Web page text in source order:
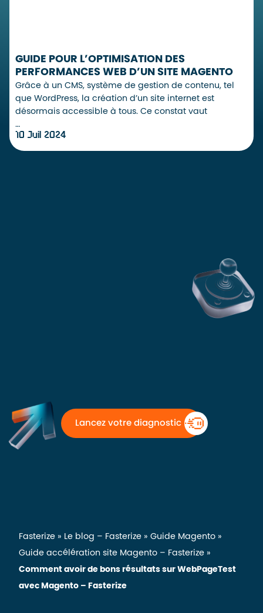
GUIDE POUR L’OPTIMISATION DES
PERFORMANCES WEB D’UN SITE MAGENTO
Grâce à un CMS, système de gestion de contenu, tel
que WordPress, la création d’un site internet est
désormais accessible à tous. Ce constat vaut
…
10 Juil 2024
Lancez votre diagnostic
Fasterize » Le blog – Fasterize » Guide Magento »
Guide accélération site Magento – Fasterize »
Comment avoir de bons résultats sur WebPageTest
avec Magento – Fasterize